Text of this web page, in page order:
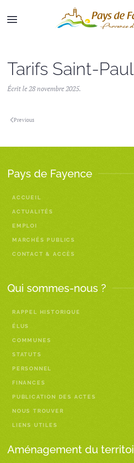
Skip to main content
Tarifs Saint-
Écrit le28 novembre 2025.
Previous
Pays de Fayence
ACCUEIL
ACTUALITÉS
EMPLOI
MARCHÉS PUBLICS
CONTACT & ACCÈS
Qui sommes-nous ?
RAPPEL HISTORIQUE
ÉLUS
COMMUNES
STATUTS
PERSONNEL
FINANCES
PUBLICATION DES ACTES
NOUS TROUVER
LIENS UTILES
Aménagement du